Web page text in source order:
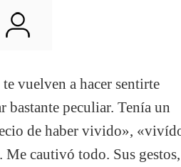
vuelven a hacer sentirte
bastante peculiar. Tenía un
de haber vivido»,
Me cautivó todo. Sus gestos,